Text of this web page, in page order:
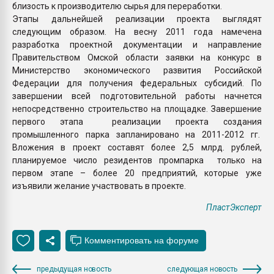
близость к производителю сырья для переработки.
Этапы дальнейшей реализации проекта выглядят
следующим образом. На весну 2011 года намечена
разработка проектной документации и направление
Правительством Омской области заявки на конкурс в
Министерство экономического развития Российской
Федерации для получения федеральных субсидий. По
завершении всей подготовительной работы начнется
непосредственно строительство на площадке. Завершение
первого этапа реализации проекта создания
промышленного парка запланировано на 2011-2012 гг.
Вложения в проект составят более 2,5 млрд. рублей,
планируемое число резидентов промпарка только на
первом этапе – более 20 предприятий, которые уже
изъявили желание участвовать в проекте.
ПластЭксперт
предыдущая новость следующая новость